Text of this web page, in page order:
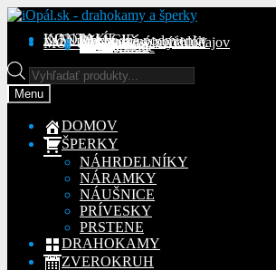
Preskočiť
navigáciu
Preskočiť
obsah
KONTAKT
INFORMÁCIE
Obchodné podmienky
Reklamačný poriadok
Ochrana osobných údajov
MÔJ ÚČETObjednávky
Adresy
Detaily účtu
Na stiahnutie
Products
search
Menu
DOMOV
ŠPERKY
NÁHRDELNÍKY
NÁRAMKY
NÁUŠNICE
PRÍVESKY
PRSTENE
DRAHOKAMY
ZVEROKRUH